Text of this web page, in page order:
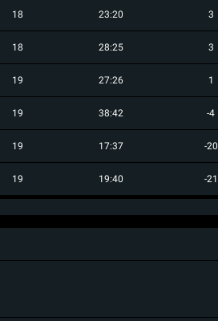
18 23:20 3
18 28:25 3
19 27:26 1
19 38:42 -4
19 17:37 -20
19 19:40 -21